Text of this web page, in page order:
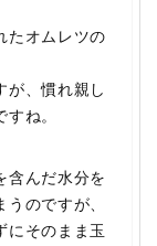
たオムレツの
が、慣れ親し
ね。
含んだ水分を
のですが、
にそのまま玉